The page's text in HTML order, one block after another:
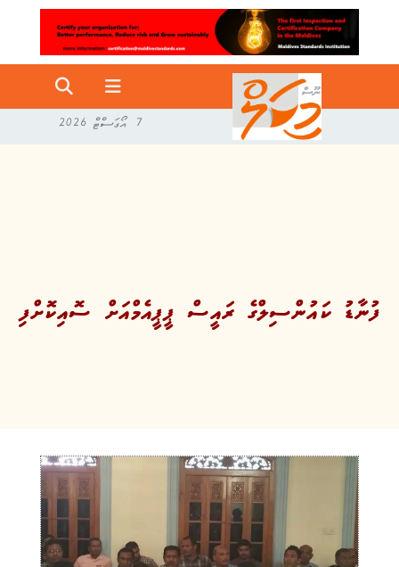
7 އޯގަސްޓް 2026
ފުނާޑު ކައުންސިލްގެ ރައީސް ޕީޕީއެމްއަށް ސޮއިކޮށްފި